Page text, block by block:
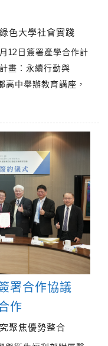
綠色大學社會實踐
12日簽署產學合作計
畫：永續行動與
高中舉辦教育講座，
署合作協議
作
聚焦優勢整合